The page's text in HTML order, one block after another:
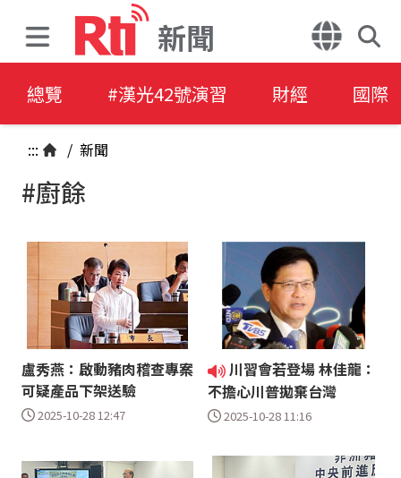
新聞
總覽 #漢光42號演習 財經 國際
::: / 新聞
#廚餘
盧秀燕：啟動豬肉稽查專案
可疑產品下架送驗
2025-10-28 12:47
川習會若登場 林佳龍：
不擔心川普拋棄台灣
2025-10-28 11:16